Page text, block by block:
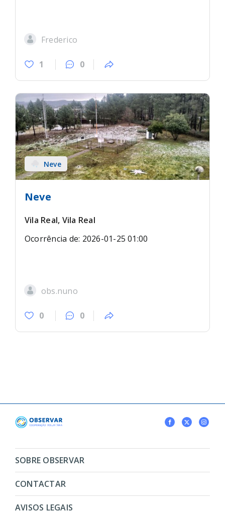
Frederico
1 0
Neve
Neve
Vila Real, Vila Real
Ocorrência de: 2026-01-25 01:00
obs.nuno
0 0
SOBRE OBSERVAR
CONTACTAR
AVISOS LEGAIS